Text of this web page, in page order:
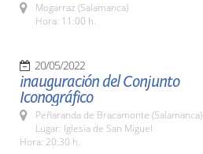
Mogarraz (Salamanca)
Hora: 11:00 h.
20/05/2022
inauguración del Conjunto
Iconográfico
Peñaranda de Bracamonte (Salamanca)
Lugar: Iglesia de San Miguel
Hora: 20:30 h.